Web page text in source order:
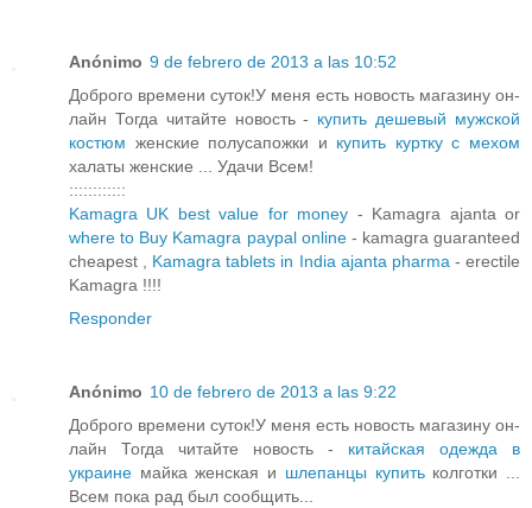
Anónimo 9 de febrero de 2013 a las 10:52
Доброго времени суток!У меня есть новость магазину он-
лайн Тогда читайте новость - купить дешевый мужской
костюм женские полусапожки и купить куртку с мехом
халаты женские ... Удачи Всем!
::::::::::::
Kamagra UK best value for money - Kamagra ajanta or
where to Buy Kamagra paypal online - kamagra guaranteed
cheapest , Kamagra tablets in India ajanta pharma - erectile
Kamagra !!!!
Responder
Anónimo 10 de febrero de 2013 a las 9:22
Доброго времени суток!У меня есть новость магазину он-
лайн Тогда читайте новость - китайская одежда в
украине майка женская и шлепанцы купить колготки ...
Всем пока рад был сообщить...